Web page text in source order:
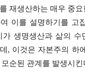
재생산하는 매우 중
이를 설명하기를 고
가 생명생산과 삶의 수
, 이것은 자본주의 하
순된 관계를 발생시킨